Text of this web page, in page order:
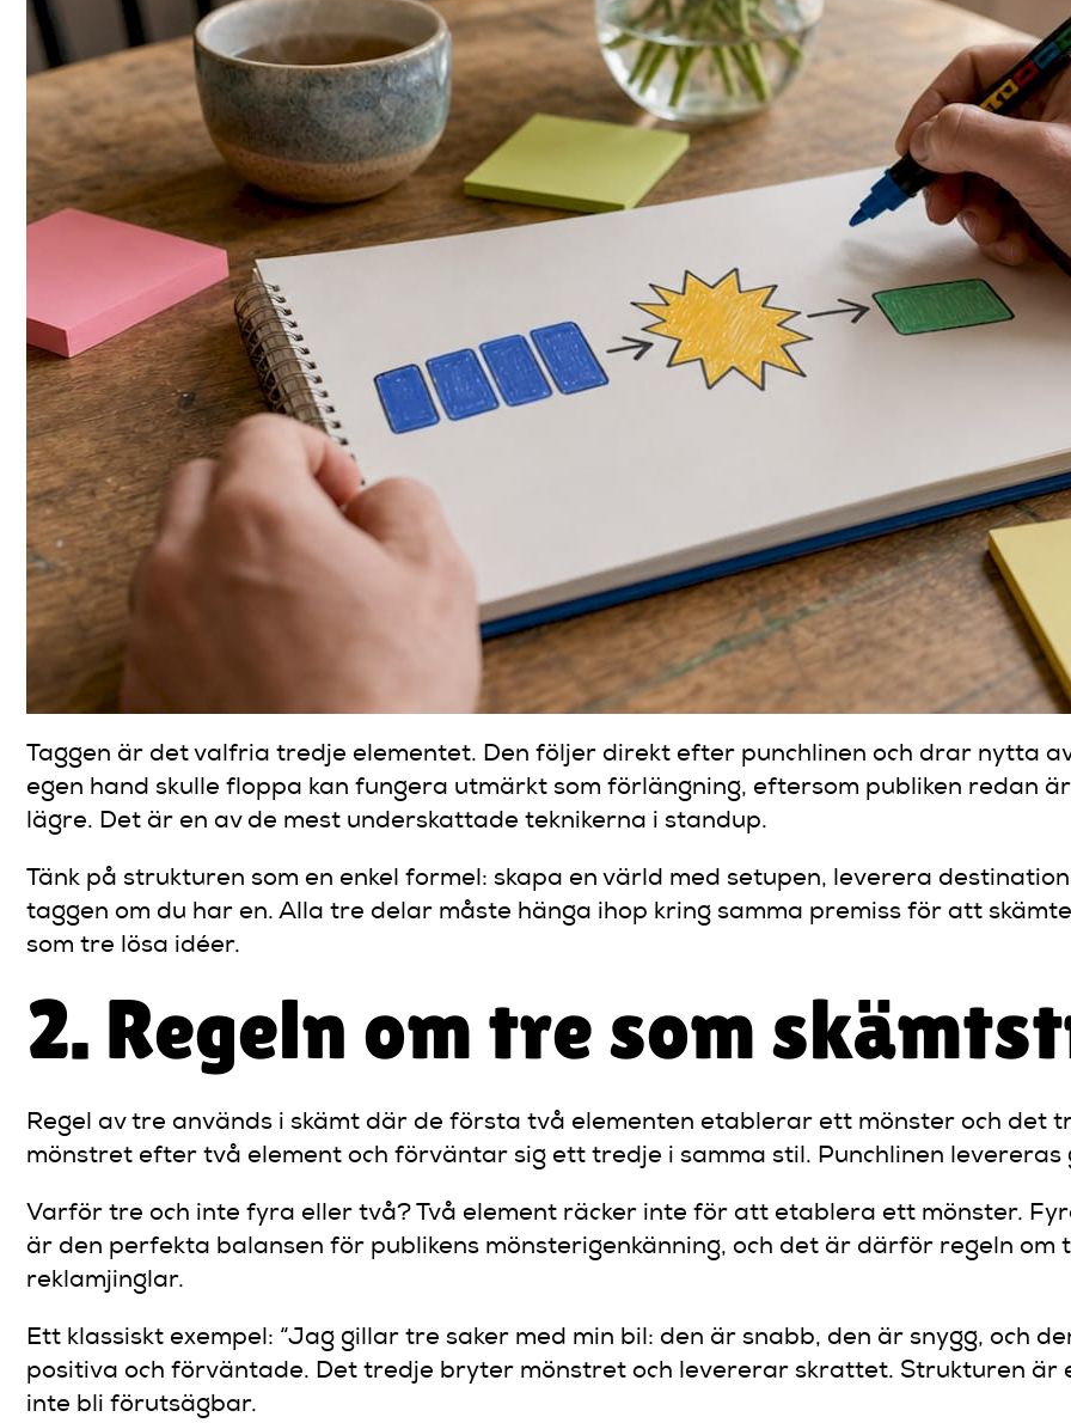
Taggen är det valfria tredje elementet. Den följer direkt efter punchlinen och drar nytta
egen hand skulle floppa kan fungera utmärkt som förlängning, eftersom publiken redan
lägre. Det är en av de mest underskattade teknikerna i standup.
Tänk på strukturen som en enkel formel: skapa en värld med setupen, leverera
taggen om du har en. Alla tre delar måste hänga ihop kring samma premiss för att
som tre lösa idéer.
2. Regeln om tre som
Regel av tre används i skämt där de första två elementen etablerar ett mönster och det
mönstret efter två element och förväntar sig ett tredje i samma stil. Punchlinen
Varför tre och inte fyra eller två? Två element räcker inte för att etablera ett mönster.
är den perfekta balansen för publikens mönsterigenkänning, och det är därför regeln
reklamjinglar.
Ett klassiskt exempel: “Jag gillar tre saker med min bil: den är snabb, den är snygg, och
positiva och förväntade. Det tredje bryter mönstret och levererar skrattet. Strukturen är
inte bli förutsägbar.